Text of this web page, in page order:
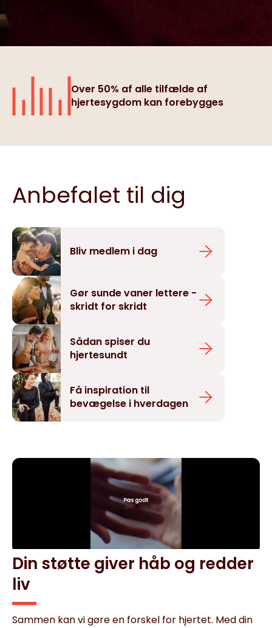
Over 50% af alle tilfælde af
hjertesygdom kan forebygges
Anbefalet til dig
Bliv medlem i dag
Gør sunde vaner lettere -
skridt for skridt
Sådan spiser du
hjertesundt
Få inspiration til
bevægelse i hverdagen
Din støtte giver håb og redder
liv
Sammen kan vi gøre en forskel for hjertet. Med din